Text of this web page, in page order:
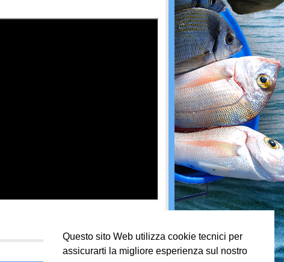
Questo sito Web utilizza cookie tecnici per
assicurarti la migliore esperienza sul nostro